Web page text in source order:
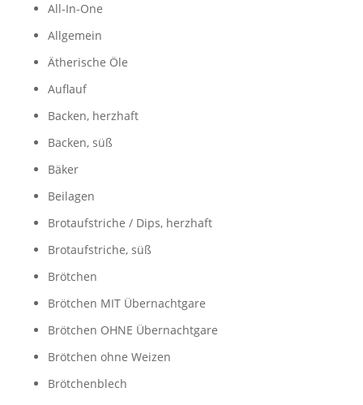
All-In-One
Allgemein
Ätherische Öle
Auflauf
Backen, herzhaft
Backen, süß
Bäker
Beilagen
Brotaufstriche / Dips, herzhaft
Brotaufstriche, süß
Brötchen
Brötchen MIT Übernachtgare
Brötchen OHNE Übernachtgare
Brötchen ohne Weizen
Brötchenblech